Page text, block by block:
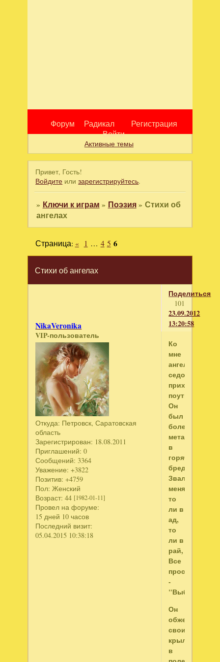
Форум Радикал
Регистрация
Войти
Активные темы
Привет, Гость!
Войдите илизарегистрируйтесь.
» Ключи к играм » Поэзия» Стихи об
ангелах
Стихи об ангелах
Страница: « 1 … 4 5 6
Поделиться
101
23.09.2012
13:20:58
NikaVeronika
VIP-пользователь
Откуда: Петровск, Саратовская
область
Зарегистрирован: 18.08.2011
Приглашений: 0
Сообщений: 3364
Уважение: +3822
Позитив: +4759
Пол: Женский
Возраст: 44 [1982-01-11]
Провел на форуме:
15 дней 10 часов
Последний визит:
05.04.2015 10:38:18
Ко
мне
ангел
седой
приходил
поутру.
Он
был
болен,
метался
в
горячем
бреду.
Звал
меня
то
ли в
ад,
то
ли в
рай,
Все
просил
-
"Выбирай!"
Он
обжег
свои
крылья
в